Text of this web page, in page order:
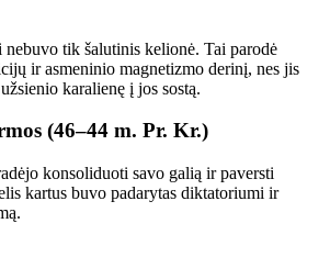
nebuvo tik šalutinis kelionė. Tai parodė
ir asmeninio magnetizmo derinį, nes jis
karalienę į jos sostą.
(46–44 m. Pr. Kr.)
konsoliduoti savo galią ir paversti
kartus buvo padarytas diktatoriumi ir